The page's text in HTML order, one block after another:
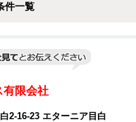
件一覧
有限会社
2-16-23 エターニア目白